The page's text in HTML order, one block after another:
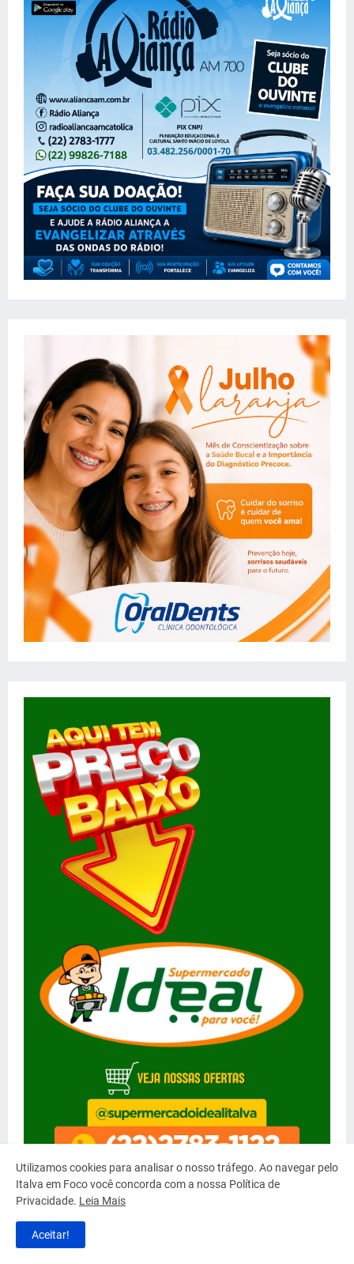
Utilizamos cookies para analisar o nosso tráfego. Ao navegar pelo
Italva em Foco você concorda com a nossa Política de
Privacidade. Leia Mais
Aceitar!